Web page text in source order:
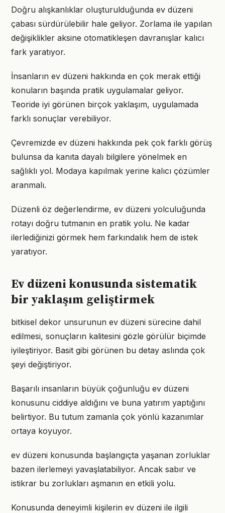
Doğru alışkanlıklar oluşturulduğunda ev düzeni
çabası sürdürülebilir hale geliyor. Zorlama ile yapılan
değişiklikler aksine otomatikleşen davranışlar kalıcı
fark yaratıyor.
İnsanların ev düzeni hakkında en çok merak ettiği
konuların başında pratik uygulamalar geliyor.
Teoride iyi görünen birçok yaklaşım, uygulamada
farklı sonuçlar verebiliyor.
Çevremizde ev düzeni hakkında pek çok farklı görüş
bulunsa da kanıta dayalı bilgilere yönelmek en
sağlıklı yol. Modaya kapılmak yerine kalıcı çözümler
aranmalı.
Düzenli öz değerlendirme, ev düzeni yolculuğunda
rotayı doğru tutmanın en pratik yolu. Ne kadar
ilerlediğinizi görmek hem farkındalık hem de istek
yaratıyor.
Ev düzeni konusunda sistematik
bir yaklaşım geliştirmek
bitkisel dekor unsurunun ev düzeni sürecine dahil
edilmesi, sonuçların kalitesini gözle görülür biçimde
iyileştiriyor. Basit gibi görünen bu detay aslında çok
şeyi değiştiriyor.
Başarılı insanların büyük çoğunluğu ev düzeni
konusunu ciddiye aldığını ve buna yatırım yaptığını
belirtiyor. Bu tutum zamanla çok yönlü kazanımlar
ortaya koyuyor.
ev düzeni konusunda başlangıçta yaşanan zorluklar
bazen ilerlemeyi yavaşlatabiliyor. Ancak sabır ve
istikrar bu zorlukları aşmanın en etkili yolu.
Konusunda deneyimli kişilerin ev düzeni ile ilgili